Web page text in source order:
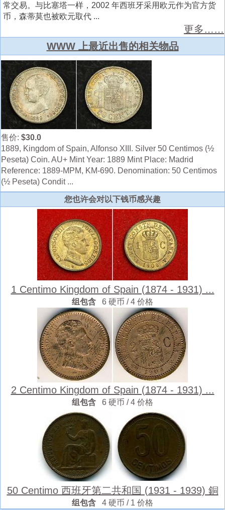
常交易。与比塞塔一样，2002 年西班牙采用欧元作为官方货
币，森蒂莫也被欧元取代 ...
更多……
WWW 上最近出售的相关物品
售价: $30.0
1889, Kingdom of Spain, Alfonso XIII. Silver 50 Centimos (½
Peseta) Coin. AU+ Mint Year: 1889 Mint Place: Madrid
Reference: 1889-MPM, KM-690. Denomination: 50 Centimos
(½ Peseta) Condit ...
您也许会对以下钱币感兴趣
1 Centimo Kingdom of Spain (1874 - 1931) ...
组包含 6 硬币 / 4 价格
2 Centimo Kingdom of Spain (1874 - 1931) ...
组包含 6 硬币 / 4 价格
50 Centimo 西班牙第二共和国 (1931 - 1939) 銅
组包含 4 硬币 / 1 价格